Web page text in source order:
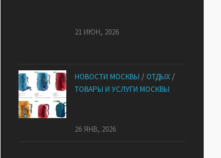
21 ИЮН, 2026
НОВОСТИ МОСКВЫ / ОТДЫХ /
ТОВАРЫ И УСЛУГИ МОСКВЫ
26 ЯНВ, 2026